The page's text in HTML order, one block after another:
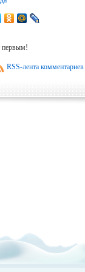
первым!
RSS-лента комментариев